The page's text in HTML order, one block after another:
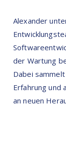
Alexander
der Wartung
Dabei
Erfahrung und
an neuen